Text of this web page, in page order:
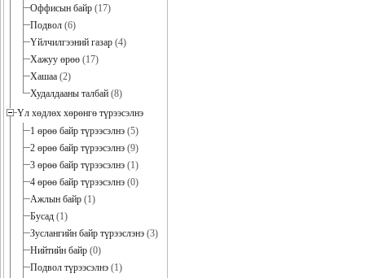
Оффисын байр (17)
Подвол (6)
Үйлчилгээний газар (4)
Хажуу өрөө (17)
Хашаа (2)
Худалдааны талбай (8)
Үл хөдлөх хөрөнгө түрээсэлнэ
1 өрөө байр түрээсэлнэ (5)
2 өрөө байр түрээсэлнэ (9)
3 өрөө байр түрээсэлнэ (1)
4 өрөө байр түрээсэлнэ (0)
Ажлын байр (1)
Бусад (1)
Зуслангийн байр түрээслэнэ (3)
Нийтийн байр (0)
Подвол түрээсэлнэ (1)